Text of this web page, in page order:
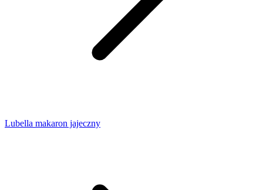
Lubella makaron jajeczny